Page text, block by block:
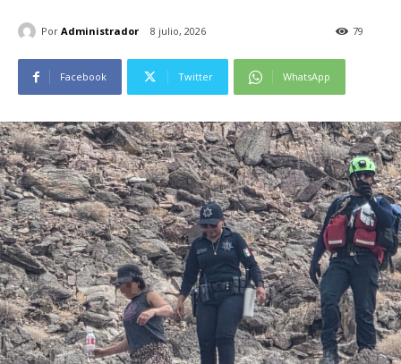
Por Administrador 8 julio, 2026 79
Facebook Twitter WhatsApp